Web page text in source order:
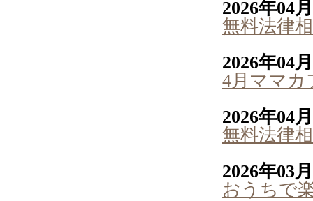
2026年04
無料法律
2026年04
4月ママカ
2026年04
無料法律
2026年03
おうちで